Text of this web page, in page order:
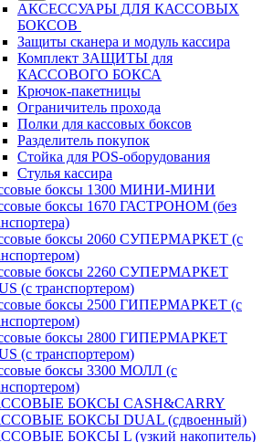
АКСЕССУАРЫ ДЛЯ КАССОВЫХ
БОКСОВ
Защиты сканера и модуль кассира
Комплект ЗАЩИТЫ для
КАССОВОГО БОКСА
Крючок-пакетницы
Ограничитель прохода
Полки для кассовых боксов
Разделитель покупок
Стойка для POS-оборудования
Стулья кассира
боксы 1300 МИНИ-МИНИ
боксы 1670 ГАСТРОНОМ (без
боксы 2060 СУПЕРМАРКЕТ (с
боксы 2260 СУПЕРМАРКЕТ
(с транспортером)
боксы 2500 ГИПЕРМАРКЕТ (с
боксы 2800 ГИПЕРМАРКЕТ
(с транспортером)
боксы 3300 МОЛЛ (с
БОКСЫ CASH&CARRY
БОКСЫ DUAL (сдвоенный)
БОКСЫ L (узкий накопитель)